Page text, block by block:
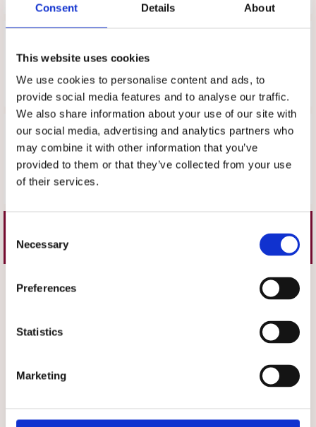
Consent Details About
This website uses cookies
We use cookies to personalise content and ads, to
provide social media features and to analyse our traffic.
We also share information about your use of our site with
our social media, advertising and analytics partners who
may combine it with other information that you’ve
provided to them or that they’ve collected from your use
of their services.
Selection
Necessary
Preferences
Statistics
Marketing
Arbetsskor
Scholl
Recensioner
Produkten har inga recensioner
Välj storlek